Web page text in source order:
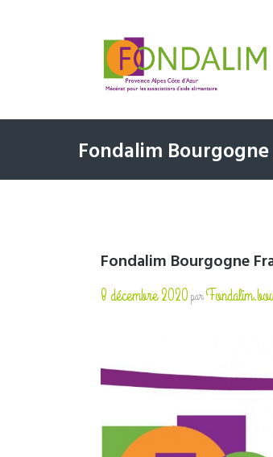
Fondalim
Fondalim Bourgogne
8 décembre 2020 par